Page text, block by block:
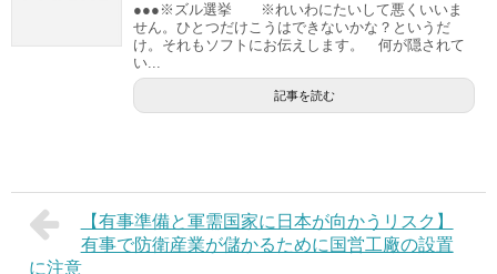
●●●※ズル選挙 ※れいわにたいして悪くいいま
せん。ひとつだけこうはできないかな？というだ
け。それもソフトにお伝えします。 何が隠されて
い...
記事を読む
【有事準備と軍需国家に日本が向かうリスク】
有事で防衛産業が儲かるために国営工廠の設置
に注意